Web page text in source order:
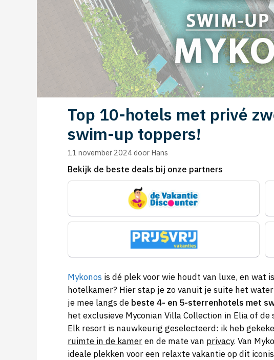
Top 10-hotels met privé
swim-up toppers!
11 november 2024door Hans
Bekijk de beste deals bij onze partners
Mykonos is dé plek voor wie houdt van luxe, en wat
hotelkamer? Hier stap je zo vanuit je suite het
je mee langs de beste 4- en 5-sterrenhotels met
het exclusieve Myconian Villa Collection in Elia of
Elk resort is nauwkeurig geselecteerd: ik heb
ruimte in de kameren de mate van privacy. Van
ideale plekken voor een relaxte vakantie op dit